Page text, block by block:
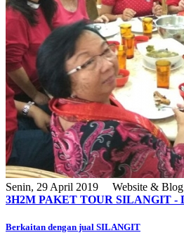
Senin, 29 April 2019 Website &
3H2M PAKET TOUR SILANGIT -
Berkaitan dengan jual SILANGIT